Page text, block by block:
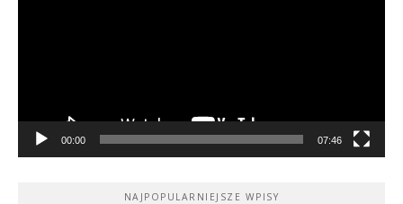
00:00 07:46
NAJPOPULARNIEJSZE WPISY